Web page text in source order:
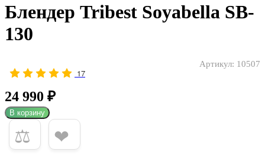
Блендер Tribest Soyabella SB-
130
17
Артикул: 10507
24 990 ₽
В корзину
⚖ ❤